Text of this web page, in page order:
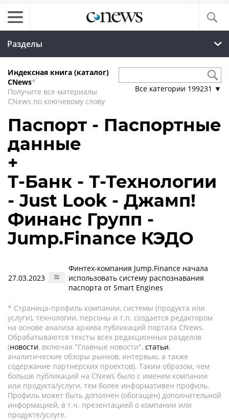
Разделы
Индексная книга (каталог)
CNews*
Получите все материалы
CNews по ключевому слову
Все категории 199231 ▼
Паспорт - Паспортные
данные
+
Т-Банк - Т-Технологии
- Just Look - Джамп!
Финанс Групп -
Jump.Finance КЭДО
27.03.2023
Финтех-компания Jump.Finance начала
использовать систему распознавания
паспорта от Smart Engines
* Страница-профиль компании, системы (продукта или
услуги), технологии, персоны и т.п. создается редактором
на основе анализа архива публикаций портала CNews.
Обрабатываются тексты всех редакционных разделов
(новости, включая "Главные новости", статьи,
аналитические обзоры рынков, интервью, а также
содержание партнёрских проектов). Таким образом, чем
больше публикаций на CNews было с именем компании
или продукта/услуги, тем более информативен профиль.
Профиль может быть дополнен (обогащен) дополнительной
информацией, в т.ч. презентацией о компании или
продукте/услуге.